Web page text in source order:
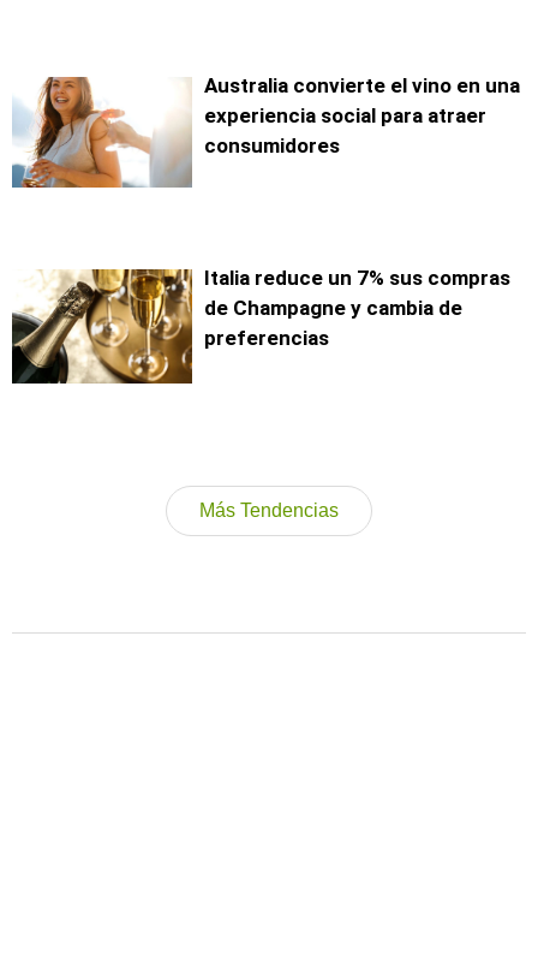
Australia convierte el vino en una
experiencia social para atraer
consumidores
Italia reduce un 7% sus compras
de Champagne y cambia de
preferencias
Más Tendencias